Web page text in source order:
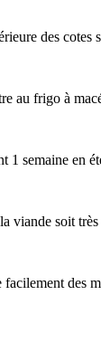
des
au frigo à
1 semaine en
viande soit très
des